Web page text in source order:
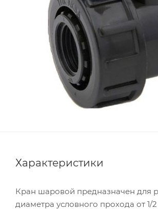
Характеристики
Кран шаровой предназначен для
диаметра условного прохода от